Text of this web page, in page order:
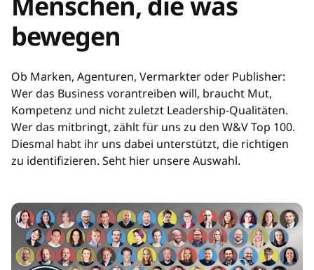
bewegen
Ob Marken, Agenturen, Vermarkter oder Publisher:
Wer das Business vorantreiben will, braucht Mut,
Kompetenz und nicht zuletzt Leadership-Qualitäten.
Wer das mitbringt, zählt für uns zu den W&V Top 100.
Diesmal habt ihr uns dabei unterstützt, die richtigen
zu identifizieren. Seht hier unsere Auswahl.